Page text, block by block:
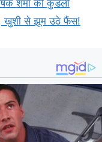
शर्मा की कुंडली
खुशी से झूम उठे फैंस!